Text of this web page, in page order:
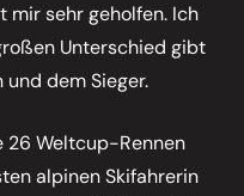
mir sehr geholfen. Ich
Unterschied gibt
dem Sieger.
26 Weltcup-Rennen
alpinen Skifahrerin